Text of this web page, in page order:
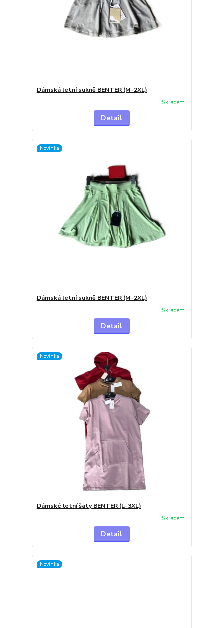
Dámská letní sukně BENTER (M-2XL)
Skladem
Detail
Novinka
Dámská letní sukně BENTER (M-2XL)
Skladem
Detail
Novinka
Dámské letní šaty BENTER (L-3XL)
Skladem
Detail
Novinka